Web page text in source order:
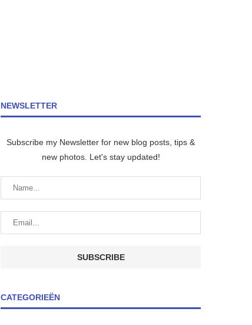
NEWSLETTER
Subscribe my Newsletter for new blog posts, tips &
new photos. Let's stay updated!
CATEGORIEËN